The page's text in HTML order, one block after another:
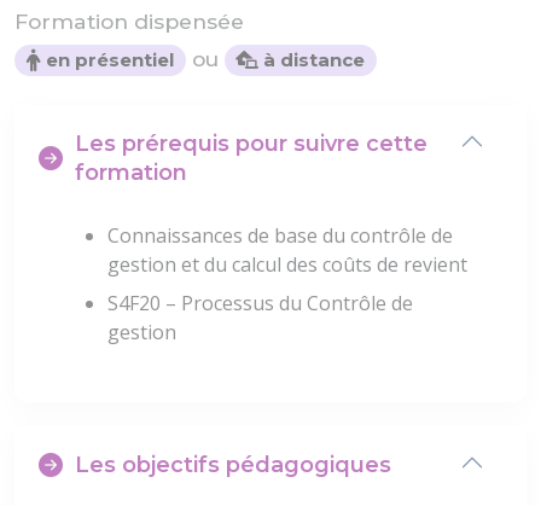
Formation dispensée
en présentiel ou à distance
Les prérequis pour suivre cette
formation
Connaissances de base du contrôle de
gestion et du calcul des coûts de revient
S4F20 – Processus du Contrôle de
gestion
Les objectifs pédagogiques